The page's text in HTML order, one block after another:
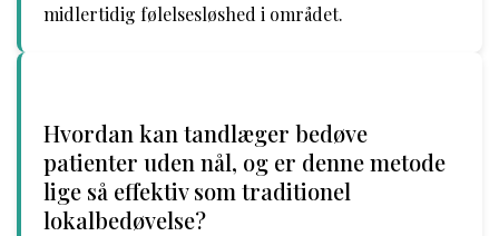
midlertidig følelsesløshed i området.
Hvordan kan tandlæger bedøve
patienter uden nål, og er denne metode
lige så effektiv som traditionel
lokalbedøvelse?